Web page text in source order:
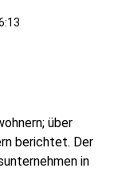
über
berichtet. Der
in